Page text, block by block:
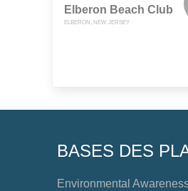
Elberon Beach Club
ELBERON, NEW JERSEY
BASES DES
Environmental